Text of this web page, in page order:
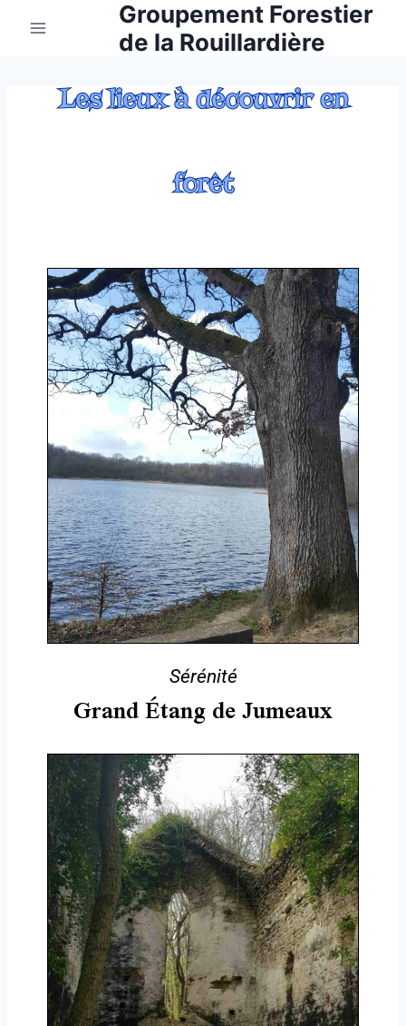
Groupement Forestier
de la Rouillardière
Les lieux à découvrir en
forêt
Sérénité
Grand Étang de Jumeaux